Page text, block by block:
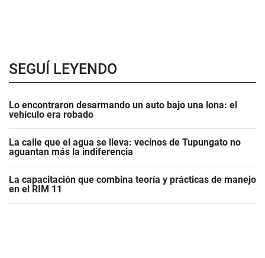
SEGUÍ LEYENDO
Lo encontraron desarmando un auto bajo una lona: el
vehículo era robado
La calle que el agua se lleva: vecinos de Tupungato no
aguantan más la indiferencia
La capacitación que combina teoría y prácticas de manejo
en el RIM 11